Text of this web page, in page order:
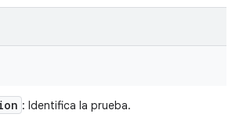
: Identifica la prueba.